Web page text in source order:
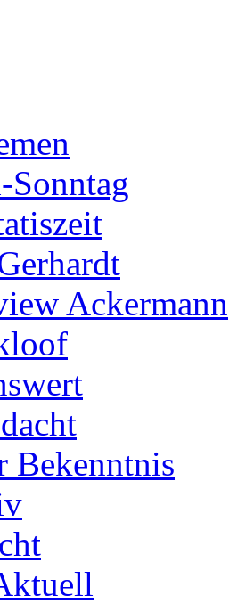
Sonntag
Ackermann
Bekenntnis